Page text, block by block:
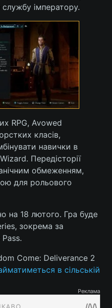
службу імператору.
RPG, Avowed
класів,
навички в
Передісторії
обмеженням,
для рольового
на 18 лютого. Гра буде
зокрема за
Come: Deliverance 2
в сільській
Реклама